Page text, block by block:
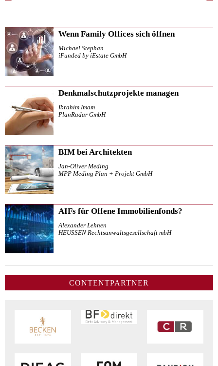
Wenn Family Offices sich öffnen
Michael Stephan
iFunded by iEstate GmbH
Denkmalschutzprojekte managen
Ibrahim Imam
PlanRadar GmbH
BIM bei Architekten
Jan-Oliver Meding
MPP Meding Plan + Projekt GmbH
AIFs für Offene Immobilienfonds?
Alexander Lehnen
HEUSSEN Rechtsanwaltsgesellschaft mbH
CONTENTPARTNER